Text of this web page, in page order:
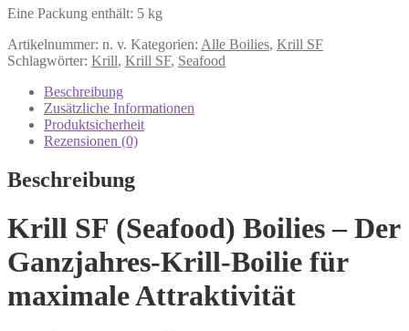
Menge
Eine Packung enthält: 5 kg
Artikelnummer: n. v. Kategorien: Alle Boilies, Krill SF
Schlagwörter: Krill, Krill SF, Seafood
Beschreibung
Zusätzliche Informationen
Produktsicherheit
Rezensionen (0)
Beschreibung
Krill SF (Seafood) Boilies – Der
Ganzjahres-Krill-Boilie für
maximale Attraktivität